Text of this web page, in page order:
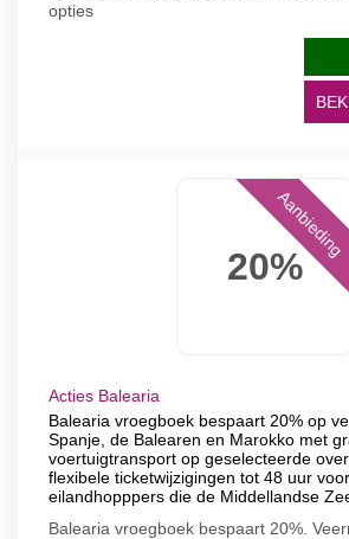
opties
20%
Aanbieding
Acties Balearia
Balearia vroegboek bespaart 20% op
Spanje, de Balearen en Marokko met
voertuigtransport op geselecteerde
flexibele ticketwijzigingen tot 48 uur
eilandhopppers die de Middellandse
Balearia vroegboek bespaart 20%.